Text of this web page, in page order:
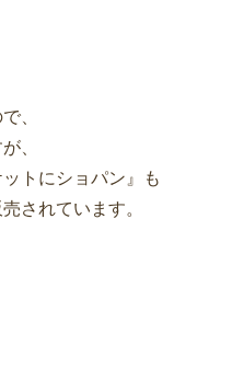
、
、
トにショパン』も
されています。